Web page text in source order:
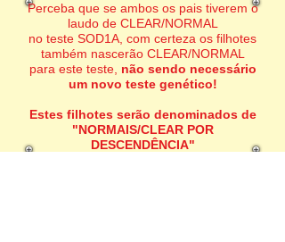
Perceba que se ambos os pais tiverem o
laudo de CLEAR/NORMAL
no teste SOD1A, com certeza os filhotes
também nascerão CLEAR/NORMAL
para este teste, não sendo necessário
um novo teste genético!
Estes filhotes serão denominados de
"NORMAIS/CLEAR POR
DESCENDÊNCIA"